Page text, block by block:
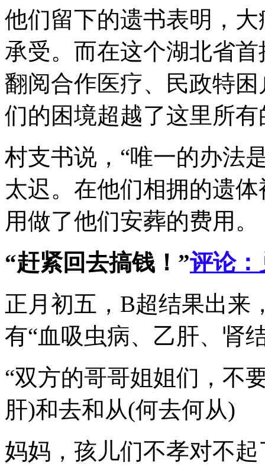
他们留下的遗书表明，
承受。而在这个湖北省
翻阅合作医疗、民政特
们的困境超越了这里所
村支书说，“唯一的办法
太迟。在他们相拥的遗
用做了他们安葬的费用。
“赶紧回去搞钱！”评论
正月初五，B超结果出来
有“血吸虫病、乙肝、肾
“双方的哥哥姐姐们，不
肝)和去和从(何去何从)
妈妈，孩儿们不孝对不